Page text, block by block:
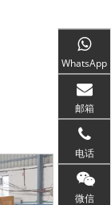
WhatsApp
邮箱
电话
微信